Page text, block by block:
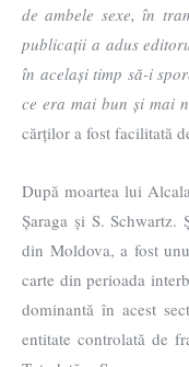
de ambele sexe, în
publicații a adus
în același timp să-i
ce era mai bun și mai
cărților a fost facilitată
După moartea lui
Șaraga și S. Schwartz.
din Moldova, a fost
carte din perioada
dominantă în acest
entitate controlată de